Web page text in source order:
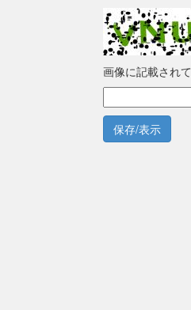
画像に記載され
保存/表示